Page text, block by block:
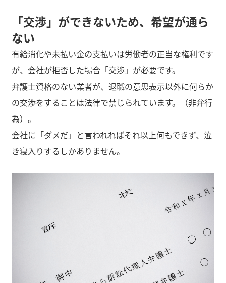
「交渉」ができないため、希望が通ら
ない
有給消化や未払い金の支払いは労働者の正当な権利です
が、会社が拒否した場合「交渉」が必要です。
弁護士資格のない業者が、退職の意思表示以外に何らか
の交渉をすることは法律で禁じられています。（非弁行
為）。
会社に「ダメだ」と言われればそれ以上何もできず、泣
き寝入りするしかありません。